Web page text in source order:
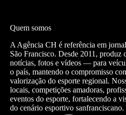
Quem somos
A Agência CH é referência em
São Francisco. Desde 2011,
notícias, fotos e vídeos — para
o país, mantendo o compromisso
valorização do esporte regional.
locais, competições amadoras,
eventos do esporte, fortalecendo a
do cenário esportivo sanfranciscano.